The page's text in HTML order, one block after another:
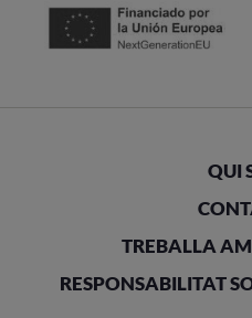
QUI
TREBALLA
RESPONSABILITAT